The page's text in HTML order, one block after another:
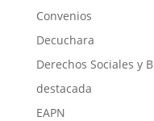
Convenios
Decuchara
Derechos Sociales y
destacada
EAPN